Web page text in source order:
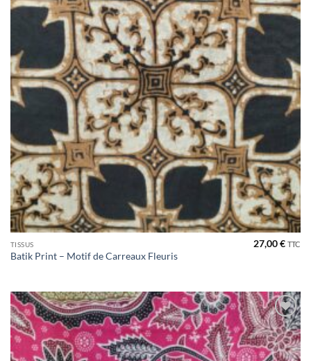
TISSUS
Batik Print – Motif de Carreaux Fleuris
27,00€ TTC
Ajouter
à la liste
de
souhaits